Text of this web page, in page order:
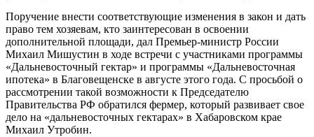
Поручение внести соответствующие изменения в закон и дать
право тем хозяевам, кто заинтересован в освоении
дополнительной площади, дал Премьер-министр России
Михаил Мишустин в ходе встречи с участниками программы
«Дальневосточный гектар» и программы «Дальневосточная
ипотека» в Благовещенске в августе этого года. С просьбой о
рассмотрении такой возможности к Председателю
Правительства РФ обратился фермер, который развивает свое
дело на «дальневосточных гектарах» в Хабаровском крае
Михаил Утробин.